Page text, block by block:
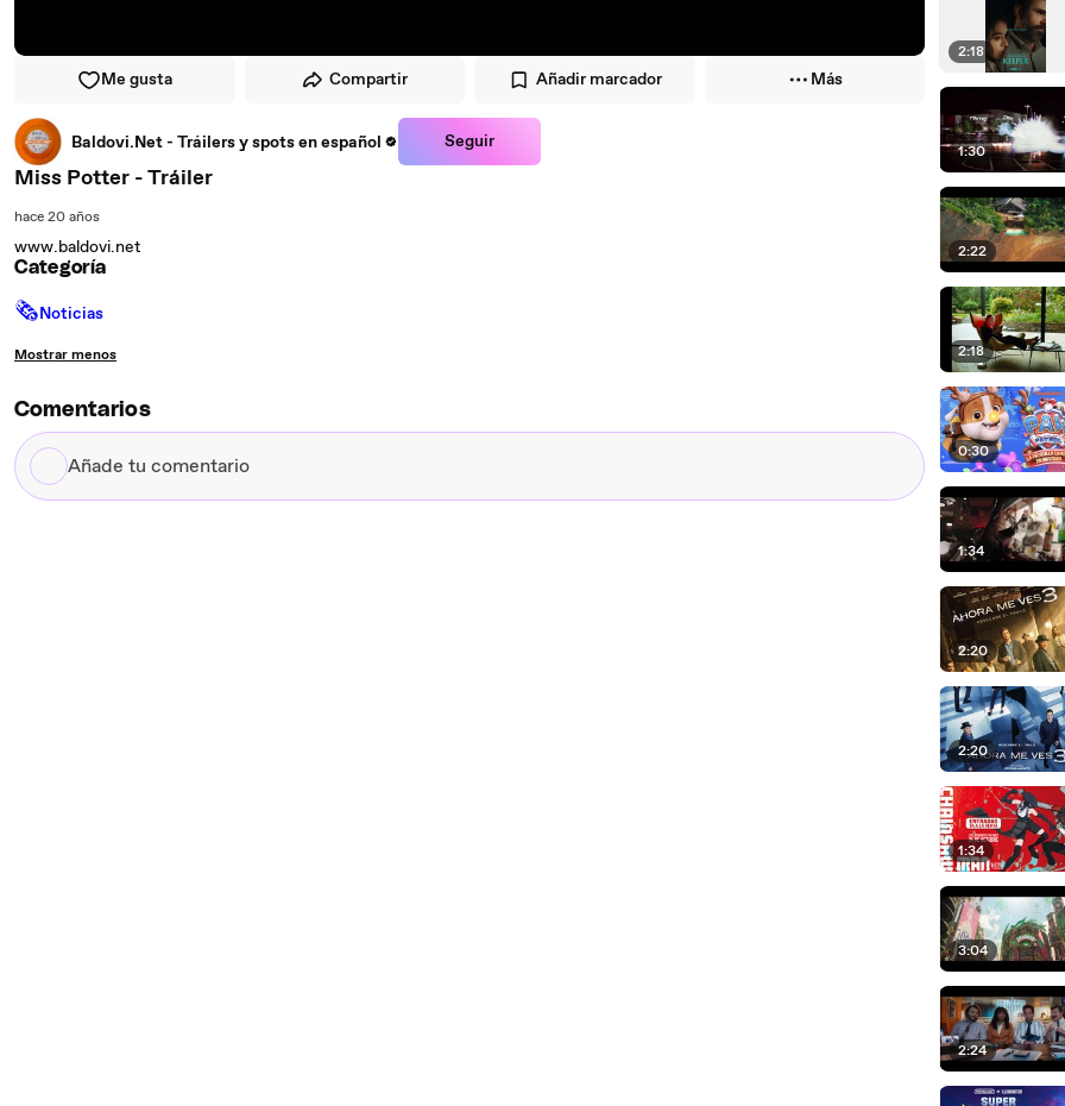
Me gusta Compartir Añadir marcador Más
Baldovi.Net - Tráilers y spots en español Seguir
Miss Potter - Tráiler
hace 20 años
www.baldovi.net
Categoría
🗞Noticias
Mostrar menos
Comentarios
Añade
tu
2:18
1:30
2:22
2:18
0:30
1:34
2:20
2:20
1:34
3:04
2:24